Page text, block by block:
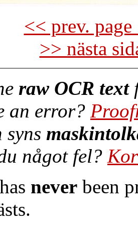
<< prev.
>> nästa
raw OCR text
an error?
något fel?
never been